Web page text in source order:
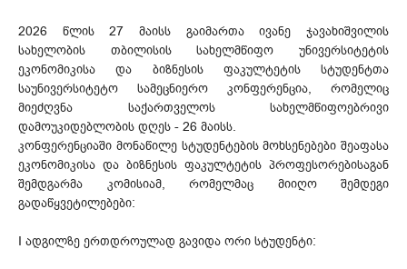
2026 წლის 27 მაისს გაიმართა ივანე ჯავახიშვილის
სახელობის თბილისის სახელმწიფო უნივერსიტეტის
ეკონომიკისა და ბიზნესის ფაკულტეტის სტუდენტთა
საუნივერსიტეტო სამეცნიერო კონფერენცია, რომელიც
მიეძღვნა საქართველოს სახელმწიფოებრივი
დამოუკიდებლობის დღეს - 26 მაისს.
კონფერენციაში მონაწილე სტუდენტების მოხსენებები შეაფასა
ეკონომიკისა და ბიზნესის ფაკულტეტის პროფესორებისაგან
შემდგარმა კომისიამ, რომელმაც მიიღო შემდეგი
გადაწყვეტილებები:
I ადგილზე ერთდროულად გავიდა ორი სტუდენტი: